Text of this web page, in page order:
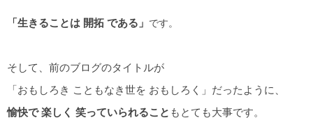
「生きることは 開拓 である」 です。
そして、前のブログのタイトルが
「おもしろき こともなき世を おもしろく」だったように、
愉快で 楽しく 笑っていられること もとても大事です。